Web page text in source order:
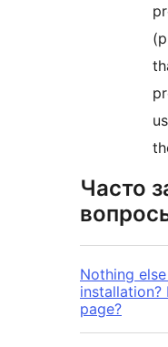
Часто
Nothing
page?